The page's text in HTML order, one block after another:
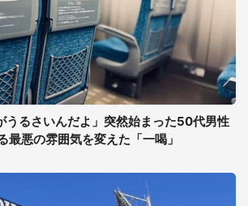
うるさいんだよ」突然始まった50代男性
最悪の雰囲気を変えた「一喝」